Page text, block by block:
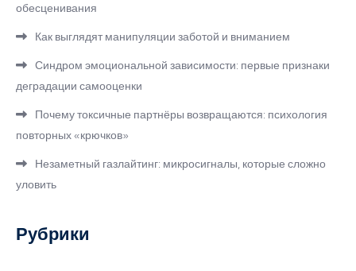
обесценивания
Как выглядят манипуляции заботой и вниманием
Синдром эмоциональной зависимости: первые признаки
деградации самооценки
Почему токсичные партнёры возвращаются: психология
повторных «крючков»
Незаметный газлайтинг: микросигналы, которые сложно
уловить
Рубрики